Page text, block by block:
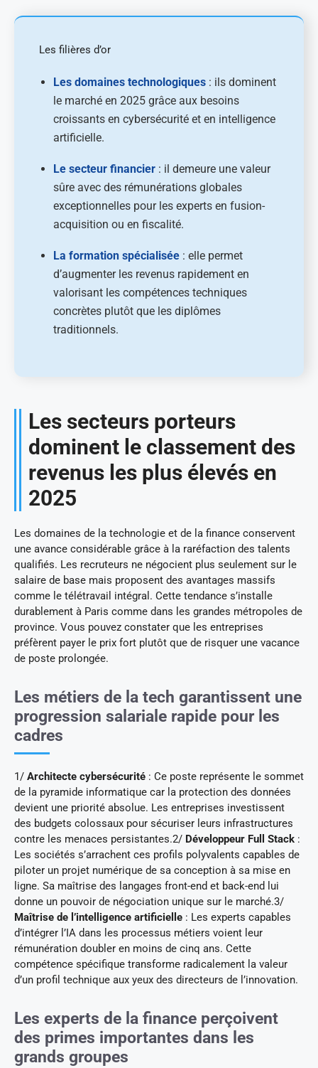
Les filières d’or
Les domaines technologiques : ils dominent
le marché en 2025 grâce aux besoins
croissants en cybersécurité et en intelligence
artificielle.
Le secteur financier : il demeure une valeur
sûre avec des rémunérations globales
exceptionnelles pour les experts en fusion-
acquisition ou en fiscalité.
La formation spécialisée : elle permet
d’augmenter les revenus rapidement en
valorisant les compétences techniques
concrètes plutôt que les diplômes
traditionnels.
Les secteurs porteurs
dominent le classement des
revenus les plus élevés en
2025
Les domaines de la technologie et de la finance conservent
une avance considérable grâce à la raréfaction des talents
qualifiés. Les recruteurs ne négocient plus seulement sur le
salaire de base mais proposent des avantages massifs
comme le télétravail intégral. Cette tendance s’installe
durablement à Paris comme dans les grandes métropoles de
province. Vous pouvez constater que les entreprises
préfèrent payer le prix fort plutôt que de risquer une vacance
de poste prolongée.
Les métiers de la tech garantissent une
progression salariale rapide pour les
cadres
1/ Architecte cybersécurité : Ce poste représente le sommet
de la pyramide informatique car la protection des données
devient une priorité absolue. Les entreprises investissent
des budgets colossaux pour sécuriser leurs infrastructures
contre les menaces persistantes.2/ Développeur Full Stack :
Les sociétés s’arrachent ces profils polyvalents capables de
piloter un projet numérique de sa conception à sa mise en
ligne. Sa maîtrise des langages front-end et back-end lui
donne un pouvoir de négociation unique sur le marché.3/
Maîtrise de l’intelligence artificielle : Les experts capables
d’intégrer l’IA dans les processus métiers voient leur
rémunération doubler en moins de cinq ans. Cette
compétence spécifique transforme radicalement la valeur
d’un profil technique aux yeux des directeurs de l’innovation.
Les experts de la finance perçoivent
des primes importantes dans les
grands groupes